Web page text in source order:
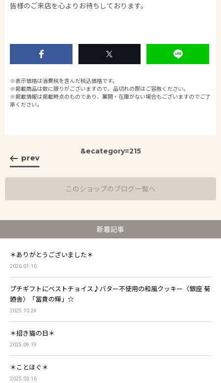
皆様のご来店を心よりお待ちしております。
※表示価格は消費税を含んだ税込価格です。
※掲載商品は数に限りがございますので、品切れの際はご容赦ください。
※掲載情報は掲載時点のものであり、展開・在庫がない場合もございますのでご了
承ください。
&ecategory=215
prev
このショップのブログ一覧へ
新着記事
＊ありがとうございました＊
2026.01.10
プチギフトにベストチョイス♪バター不使用の和風クッキー〈銀座 菊
廼舎〉「冨貴の輝」☆
2025.10.24
＊招き猫の日＊
2025.09.19
＊ことほぐ＊
2025.03.16